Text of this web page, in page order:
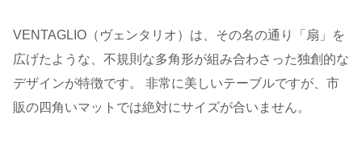
VENTAGLIO（ヴェンタリオ）は、その名の通り「扇」を
広げたような、不規則な多角形が組み合わさった独創的な
デザインが特徴です。 非常に美しいテーブルですが、市
販の四角いマットでは絶対にサイズが合いません。